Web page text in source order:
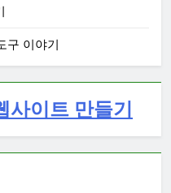
구 이야기
이트 만들기